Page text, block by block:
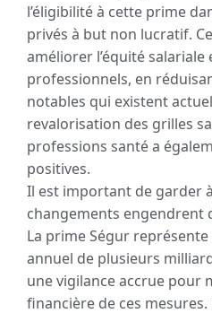
l’éligibilité à cette prime
privés à but non lucratif.
améliorer l’équité salariale
professionnels, en
notables qui existent
revalorisation des grilles
professions santé a
positives.
Il est important de garder
changements engendrent
La prime Ségur
annuel de plusieurs
une vigilance accrue pour
financière de ces mesures.